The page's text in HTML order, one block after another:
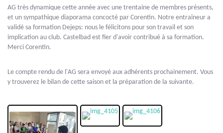
AG très dynamique cette année avec une trentaine de membres présents,
et un sympathique diaporama concocté par Corentin. Notre entraîneur a
validé sa formation Dejeps: nous le félicitons pour son travail et son
implication au club. Castelbad est fier d'avoir contribué à sa formation.
Merci Corentin.
Le compte rendu de l'AG sera envoyé aux adhérents prochainement. Vous
y trouverez le bilan de cette saison et la préparation de la suivante.